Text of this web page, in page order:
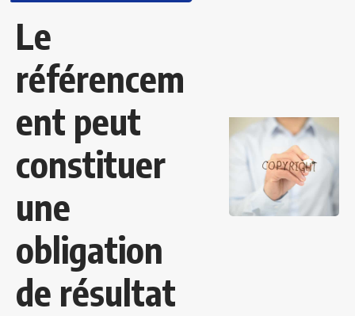
Le
référencem
ent peut
constituer
une
obligation
de résultat